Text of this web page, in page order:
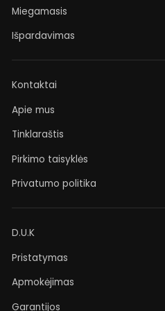
Miegamasis
Išpardavimas
Kontaktai
Apie mus
Tinklaraštis
Pirkimo taisyklės
Privatumo politika
D.U.K
Pristatymas
Apmokėjimas
Garantijos